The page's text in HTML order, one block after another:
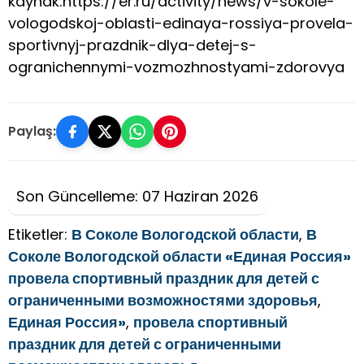
vologodskoj-oblasti-edinaya-rossiya-provela-
sportivnyj-prazdnik-dlya-detej-s-
ogranichennymi-vozmozhnostyami-zdorovya
Paylaş:
Son Güncelleme: 07 Haziran 2026
Etiketler: В Соколе Вологодской области, В
Соколе Вологодской области «Единая Россия»
провела спортивный праздник для детей с
ограниченными возможностями здоровья,
Единая Россия», провела спортивный
праздник для детей с ограниченными